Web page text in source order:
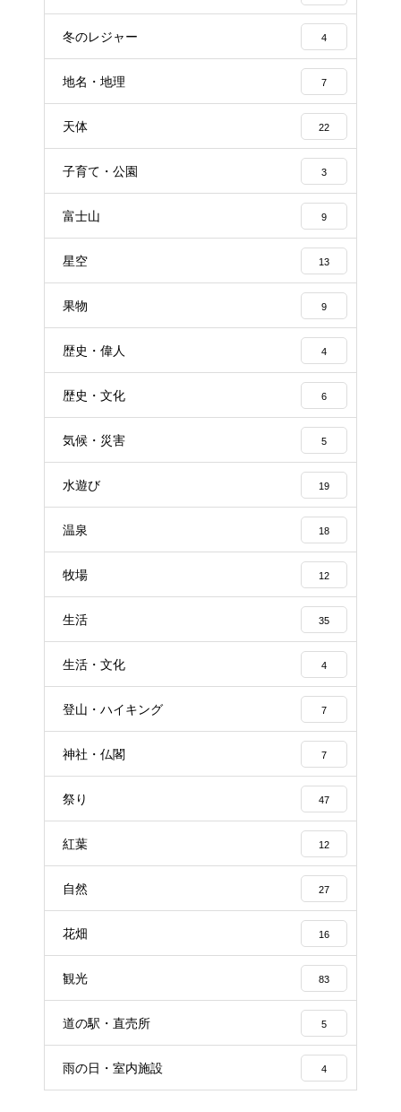
冬のレジャー 4
地名・地理 7
天体 22
子育て・公園 3
富士山 9
星空 13
果物 9
歴史・偉人 4
歴史・文化 6
気候・災害 5
水遊び 19
温泉 18
牧場 12
生活 35
生活・文化 4
登山・ハイキング 7
神社・仏閣 7
祭り 47
紅葉 12
自然 27
花畑 16
観光 83
道の駅・直売所 5
雨の日・室内施設 4